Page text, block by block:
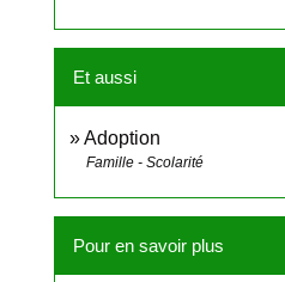
Et aussi
Adoption
Famille - Scolarité
Pour en savoir plus